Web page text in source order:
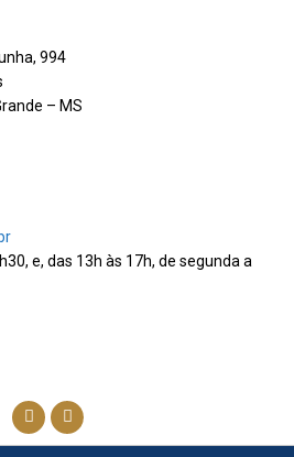
994
– MS
e, das 13h às 17h, de segunda a